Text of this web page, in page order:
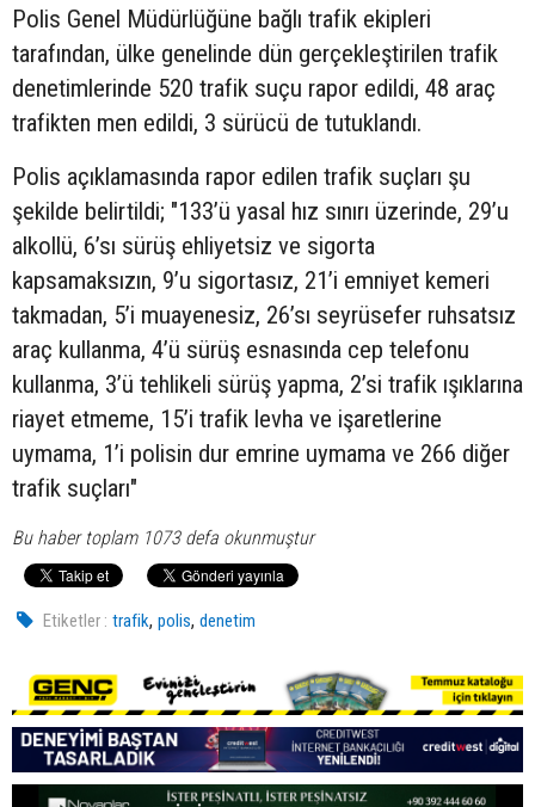
Polis Genel Müdürlüğüne bağlı trafik ekipleri
tarafından, ülke genelinde dün gerçekleştirilen trafik
denetimlerinde 520 trafik suçu rapor edildi, 48 araç
trafikten men edildi, 3 sürücü de tutuklandı.
Polis açıklamasında rapor edilen trafik suçları şu
şekilde belirtildi; "133’ü yasal hız sınırı üzerinde, 29’u
alkollü, 6’sı sürüş ehliyetsiz ve sigorta
kapsamaksızın, 9’u sigortasız, 21’i emniyet kemeri
takmadan, 5’i muayenesiz, 26’sı seyrüsefer ruhsatsız
araç kullanma, 4’ü sürüş esnasında cep telefonu
kullanma, 3’ü tehlikeli sürüş yapma, 2’si trafik ışıklarına
riayet etmeme, 15’i trafik levha ve işaretlerine
uymama, 1’i polisin dur emrine uymama ve 266 diğer
trafik suçları"
Bu haber toplam 1073 defa okunmuştur
Etiketler : trafik,polis,denetim